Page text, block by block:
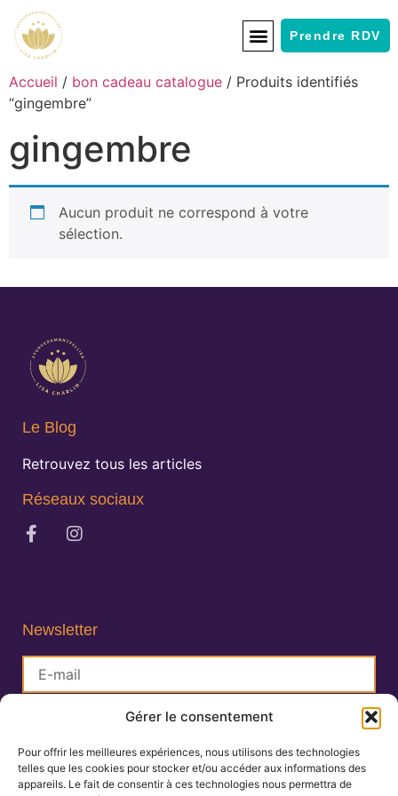
Gérer le consentement
Pour offrir les meilleures expériences, nous utilisons des technologies
telles que les cookies pour stocker et/ou accéder aux informations des
appareils. Le fait de consentir à ces technologies nous permettra de
Prendre RDV
Accueil / bon cadeau catalogue / Produits identifiés
“gingembre”
gingembre
Aucun produit ne correspond à votre
sélection.
Le Blog
Retrouvez tous les articles
Réseaux sociaux
Newsletter
S'inscrire
Lisa Charlin